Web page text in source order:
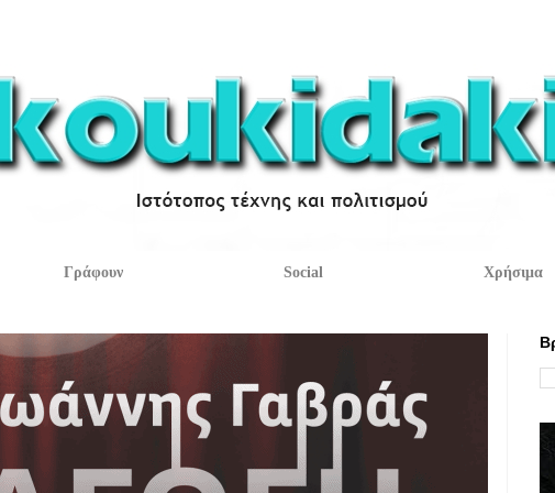
Γράφουν Social Χρήσιμα